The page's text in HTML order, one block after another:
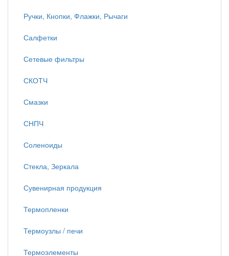
Ручки, Кнопки, Флажки, Рычаги
Салфетки
Сетевые фильтры
СКОТЧ
Смазки
СНПЧ
Соленоиды
Стекла, Зеркала
Сувенирная продукция
Термопленки
Термоузлы / печи
Термоэлементы